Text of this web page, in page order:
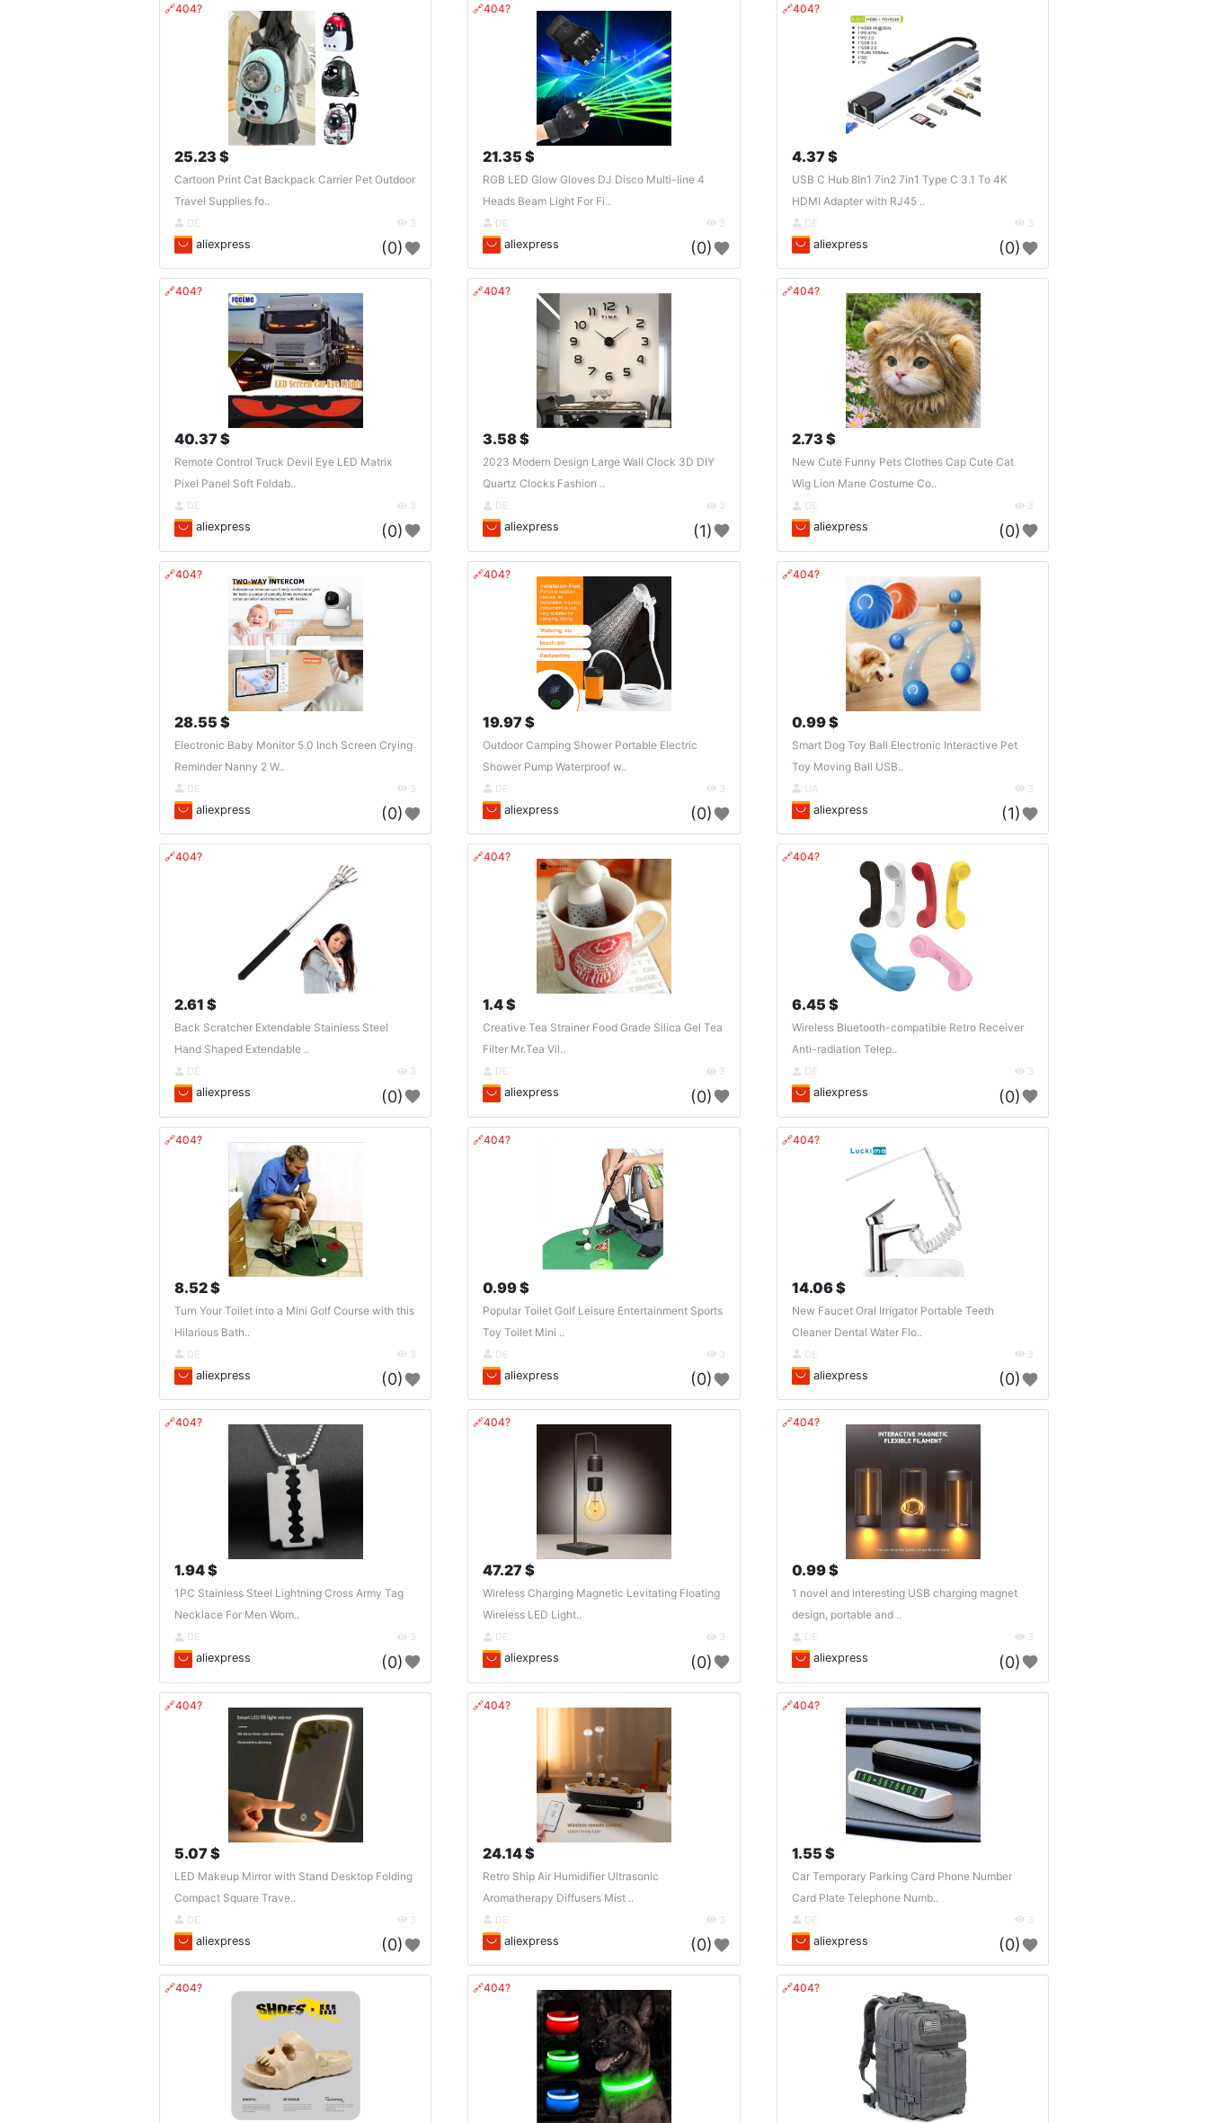
🔗404?
25.23 $
Cartoon Print Cat Backpack Carrier Pet Outdoor
Travel Supplies fo..
DE 3
aliexpress (0)
🔗404?
21.35 $
RGB LED Glow Gloves DJ Disco Multi-line 4
Heads Beam Light For Fi..
DE 3
aliexpress (0)
🔗404?
4.37 $
USB C Hub 8In1 7in2 7in1 Type C 3.1 To 4K
HDMI Adapter with RJ45 ..
DE 3
aliexpress (0)
🔗404?
40.37 $
Remote Control Truck Devil Eye LED Matrix
Pixel Panel Soft Foldab..
DE 3
aliexpress (0)
🔗404?
3.58 $
2023 Modern Design Large Wall Clock 3D DIY
Quartz Clocks Fashion ..
DE 3
aliexpress (1)
🔗404?
2.73 $
New Cute Funny Pets Clothes Cap Cute Cat
Wig Lion Mane Costume Co..
DE 3
aliexpress (0)
🔗404?
28.55 $
Electronic Baby Monitor 5.0 Inch Screen Crying
Reminder Nanny 2 W..
DE 3
aliexpress (0)
🔗404?
19.97 $
Outdoor Camping Shower Portable Electric
Shower Pump Waterproof w..
DE 3
aliexpress (0)
🔗404?
0.99 $
Smart Dog Toy Ball Electronic Interactive Pet
Toy Moving Ball USB..
UA 3
aliexpress (1)
🔗404?
2.61 $
Back Scratcher Extendable Stainless Steel
Hand Shaped Extendable ..
DE 3
aliexpress (0)
🔗404?
1.4 $
Creative Tea Strainer Food Grade Silica Gel Tea
Filter Mr.Tea Vil..
DE 3
aliexpress (0)
🔗404?
6.45 $
Wireless Bluetooth-compatible Retro Receiver
Anti-radiation Telep..
DE 3
aliexpress (0)
🔗404?
8.52 $
Turn Your Toilet into a Mini Golf Course with this
Hilarious Bath..
DE 3
aliexpress (0)
🔗404?
0.99 $
Popular Toilet Golf Leisure Entertainment Sports
Toy Toilet Mini ..
DE 3
aliexpress (0)
🔗404?
14.06 $
New Faucet Oral Irrigator Portable Teeth
Cleaner Dental Water Flo..
DE 3
aliexpress (0)
🔗404?
1.94 $
1PC Stainless Steel Lightning Cross Army Tag
Necklace For Men Wom..
DE 3
aliexpress (0)
🔗404?
47.27 $
Wireless Charging Magnetic Levitating Floating
Wireless LED Light..
DE 3
aliexpress (0)
🔗404?
0.99 $
1 novel and interesting USB charging magnet
design, portable and ..
DE 3
aliexpress (0)
🔗404?
5.07 $
LED Makeup Mirror with Stand Desktop Folding
Compact Square Trave..
DE 3
aliexpress (0)
🔗404?
24.14 $
Retro Ship Air Humidifier Ultrasonic
Aromatherapy Diffusers Mist ..
DE 3
aliexpress (0)
🔗404?
1.55 $
Car Temporary Parking Card Phone Number
Card Plate Telephone Numb..
DE 3
aliexpress (0)
🔗404? 🔗404? 🔗404?